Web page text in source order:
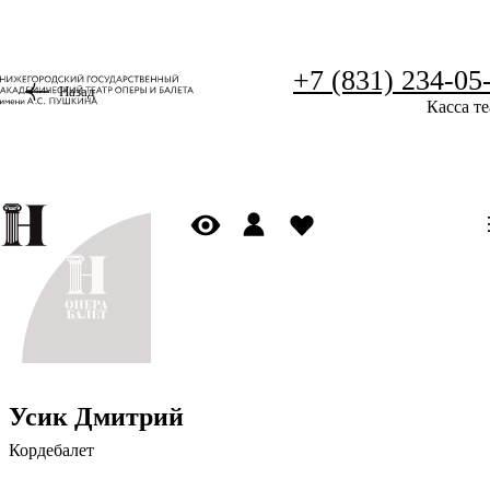
+7 (831) 234-
Касса
Назад
Усик Дмитрий
Кордебалет